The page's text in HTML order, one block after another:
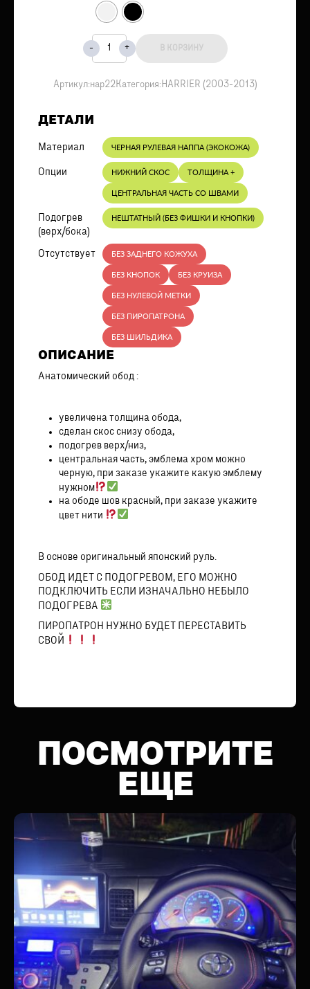
В КОРЗИНУ
Артикул:нар22Категория: HARRIER (2003-2013)
ОПИСАНИЕ
Анатомический обод :
увеличена толщина обода,
сделан скос снизу обода,
подогрев верх/низ,
центральная часть, эмблема хром можно
черную, при заказе укажите какую эмблему
нужном
на ободе шов красный, при заказе укажите
цвет нити
В основе оригинальный японский руль.
ОБОД ИДЕТ С ПОДОГРЕВОМ, ЕГО МОЖНО
ПОДКЛЮЧИТЬ ЕСЛИ ИЗНАЧАЛЬНО НЕБЫЛО
ПОДОГРЕВА
ПИРОПАТРОН НУЖНО БУДЕТ ПЕРЕСТАВИТЬ
СВОЙ
ДЕТАЛИ
Материал ЧЕРНАЯ РУЛЕВАЯ НАППА (ЭКОКОЖА)
Опции НИЖНИЙ СКОС ТОЛЩИНА +
ЦЕНТРАЛЬНАЯ ЧАСТЬ СО ШВАМИ
Подогрев
(верх/бока)
НЕШТАТНЫЙ (БЕЗ ФИШКИ И КНОПКИ)
Отсутствует БЕЗ ЗАДНЕГО КОЖУХА
БЕЗ КНОПОК БЕЗ КРУИЗА
БЕЗ НУЛЕВОЙ МЕТКИ
БЕЗ ПИРОПАТРОНА
БЕЗ ШИЛЬДИКА
ПОСМОТРИТЕ
ЕЩЕ